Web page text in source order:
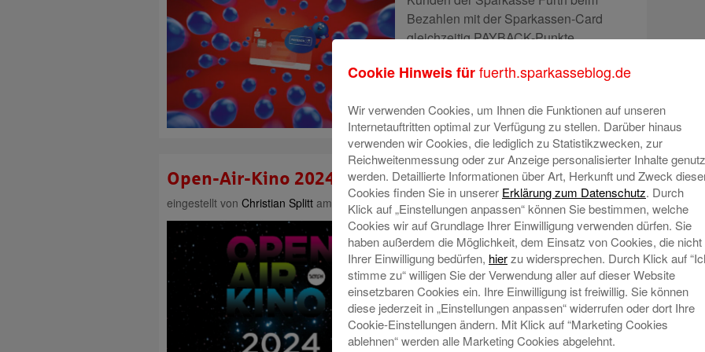
Bezahlen mit der Sparkassen-Card
gleichzeitig PAYBACK-Punkte
Partnern der Sparkassen-Vorteilswelt,
Partnern. ► Mehr lesen
Open-Air-Kino 2024: Sparen mit der Sparkassen-Card
eingestellt von Christian Splitt am 11. Juli 2024 | Kategorie: Aktuelles aus Stadt-Land-Fürth
Es geht wieder los! Wir freuen uns auf
20 Filmabende im Juli, August und
September - auf der wunderschönen
Freilichtbühne im Fürther Stadtpark
und endlich wieder am tollen Kulturort
Badstrasse. ►Mehr lesen
Cookie Hinweis fürfuerth.sparkasseblog.de
Wir verwenden Cookies, um Ihnen die Funktionen auf unseren
Internetauftritten optimal zur Verfügung zu stellen. Darüber hinaus
verwenden wir Cookies, die lediglich zu Statistikzwecken, zur
Reichweitenmessung oder zur Anzeige personalisierter Inhalte
werden. Detaillierte Informationen über Art, Herkunft und Zweck
Cookies finden Sie in unserer Erklärung zum Datenschutz. Durch
Klick auf „Einstellungen anpassen“ können Sie bestimmen, welche
Cookies wir auf Grundlage Ihrer Einwilligung verwenden dürfen. Sie
haben außerdem die Möglichkeit, dem Einsatz von Cookies, die nicht
Ihrer Einwilligung bedürfen, hierzu widersprechen. Durch Klick auf
stimme zu“ willigen Sie der Verwendung aller auf dieser Website
einsetzbaren Cookies ein. Ihre Einwilligung ist freiwillig. Sie können
diese jederzeit in „Einstellungen anpassen“ widerrufen oder dort Ihre
Cookie-Einstellungen ändern. Mit Klick auf “Marketing Cookies
ablehnen“ werden alle Marketing Cookies abgelehnt.